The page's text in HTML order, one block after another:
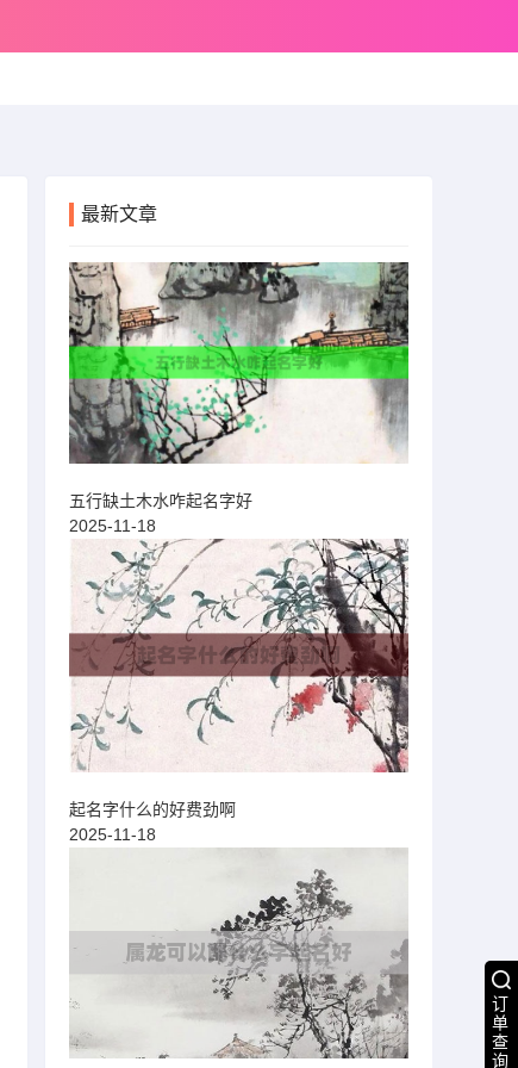
订
单
查
询
最新文章
五行缺土木水咋起名字好
2025-11-18
起名字什么的好费劲啊
2025-11-18